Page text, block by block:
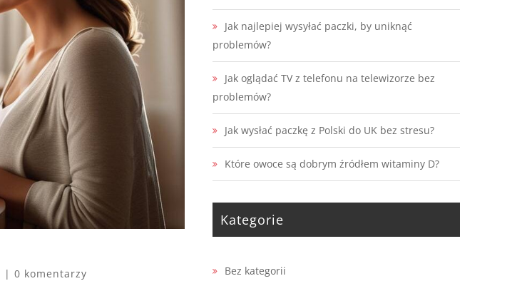
| 0 komentarzy
Jak najlepiej wysyłać paczki, by uniknąć
problemów?
Jak oglądać TV z telefonu na telewizorze bez
problemów?
Jak wysłać paczkę z Polski do UK bez stresu?
Które owoce są dobrym źródłem witaminy D?
Kategorie
Bez kategorii